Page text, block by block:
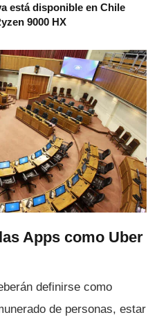
está disponible en Chile
9000 HX
Apps como Uber
definirse como
de personas, estar